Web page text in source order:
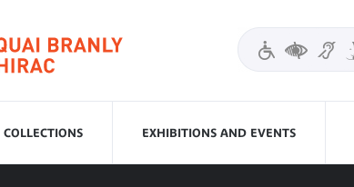
COLLECTIONS EXHIBITIONS AND EVENTS